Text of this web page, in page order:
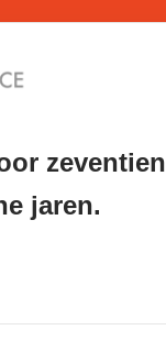
zeventien
jaren.